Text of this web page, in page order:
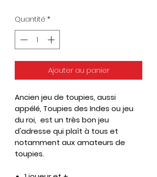
Quantité*
Ajouter au panier
Ancien jeu de toupies, aussi
appélé, Toupies des Indes ou jeu
du roi, est un très bon jeu
d'adresse qui plaît à tous et
notamment aux amateurs de
toupies.